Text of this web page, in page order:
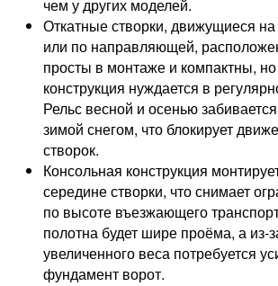
чем у других моделей.
Откатные створки, движущиеся
или по направляющей,
просты в монтаже и компактны, но
конструкция нуждается в
Рельс весной и осенью
зимой снегом, что блокирует
створок.
Консольная конструкция
середине створки, что снимает
по высоте въезжающего
полотна будет шире проёма, а из-
увеличенного веса потребуется
фундамент ворот.